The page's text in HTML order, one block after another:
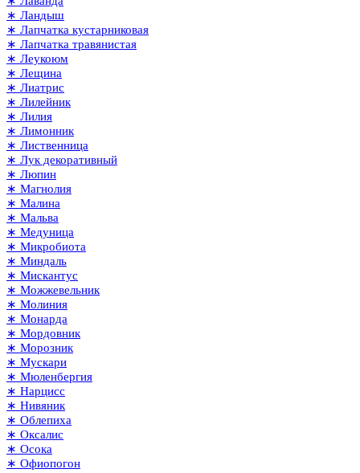
∗ Ландыш
∗ Лапчатка кустарниковая
∗ Лапчатка травянистая
∗ Леукоюм
∗ Лещина
∗ Лиатрис
∗ Лилейник
∗ Лилия
∗ Лимонник
∗ Лиственница
∗ Лук декоративный
∗ Люпин
∗ Магнолия
∗ Малина
∗ Мальва
∗ Медуница
∗ Микробиота
∗ Миндаль
∗ Мискантус
∗ Можжевельник
∗ Молиния
∗ Монарда
∗ Мордовник
∗ Морозник
∗ Мускари
∗ Мюленбергия
∗ Нарцисс
∗ Нивяник
∗ Облепиха
∗ Оксалис
∗ Осока
∗ Офиопогон